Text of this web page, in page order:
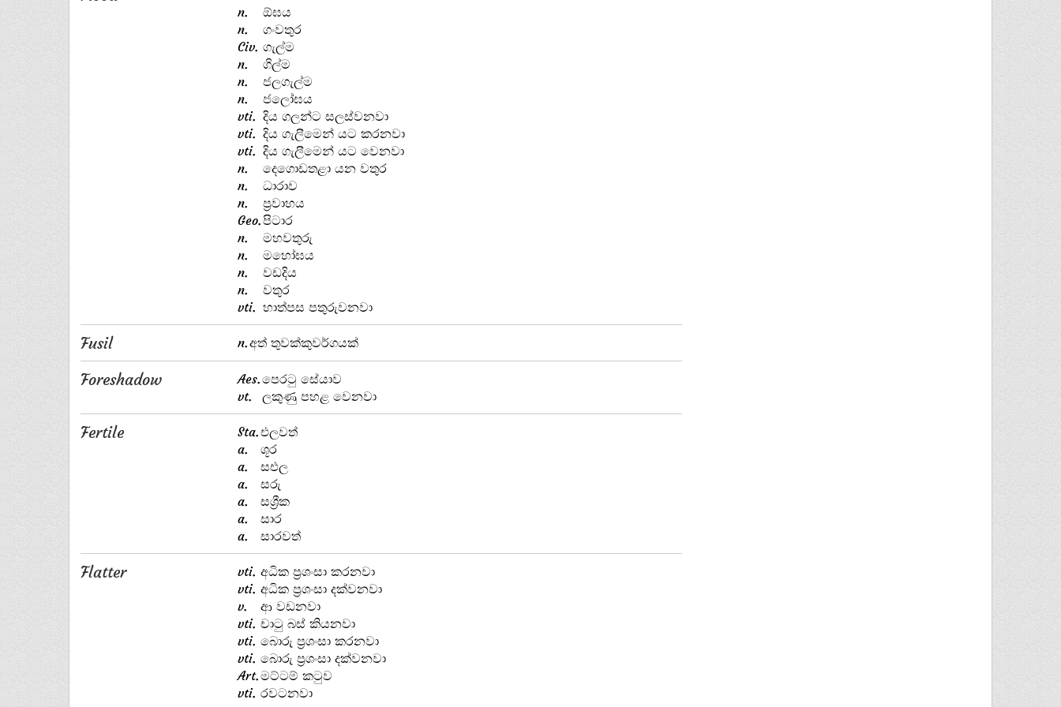
n.
ඕඝය
n.
ගංවතුර
Civ. ගැල්ම
n.
ගිල්ම
n.
ජලගැල්ම
n.
ජලෝඝය
vti. දිය ගලන්ට සලස්වනවා
vti. දිය ගැලීමෙන් යට කරනවා
vti. දිය ගැලීමෙන් යට වෙනවා
n.
දෙගොඩතළා යන වතුර
n.
ධාරාව
n.
ප්‍රවාහය
Geo.පිටාර
n.
මහවතුරු
n.
මහෝඝය
n.
වඩදිය
n.
වතුර
vti. හාත්පස පතුරුවනවා
Fusil n.අත් තුවක්කුවර්ගයක්
Foreshadow Aes.පෙරටු සේයාව
vt.
ලකුණු පහළ වෙනවා
Fertile Sta.එලවත්
a.
ශූර
a.
සඑල
a.
සරු
a.
සශ්‍රීක
a.
සාර
a.
සාරවත්
Flatter vti. අධික ප්‍රශංසා කරනවා
vti. අධික ප්‍රශංසා දක්වනවා
v.
ආ වඩනවා
vti. චාටු බස් කියනවා
vti. බොරු ප්‍රශංසා කරනවා
vti. බොරු ප්‍රශංසා දක්වනවා
Art.මට්ටම් කටුව
vti. රවටනවා